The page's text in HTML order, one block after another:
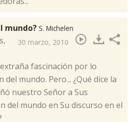
mundo? S. Michelen
30 marzo, 2010
fascinación por lo
mundo. Pero... ¿Qué dice la
nuestro Señor a Sus
del mundo en Su discurso en el